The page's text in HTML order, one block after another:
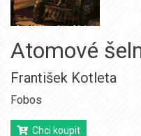
Atomové
František Kotleta
Fobos
Chci koupit